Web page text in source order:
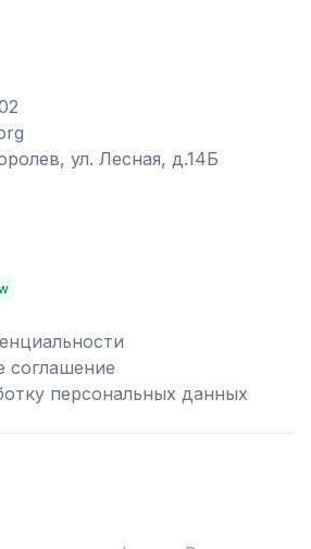
ул. Лесная, д.14Б
соглашение
персональных данных